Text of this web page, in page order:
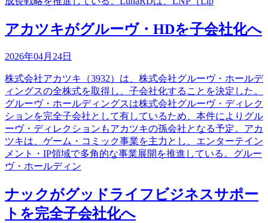
アカツキがグルーヴ・HDを子会社化へ
2026年04月24日
株式会社アカツキ（3932）は、株式会社グルーヴ・ホールデ
ィングスの全株式を取得し、子会社化することを決定した。
グルーヴ・ホールディングスは株式会社グルーヴ・ディレク
ションを完全子会社として有しているため、本件によりグル
ーヴ・ディレクションもアカツキの孫会社となる予定。アカ
ツキは、ゲーム・コミック事業を主力とし、エンターテイン
メント・IP領域で多角的な事業展開を推進している。グルー
ヴ・ホールディン
ナックがグッドライフビジネスサポー
トを完全子会社化へ